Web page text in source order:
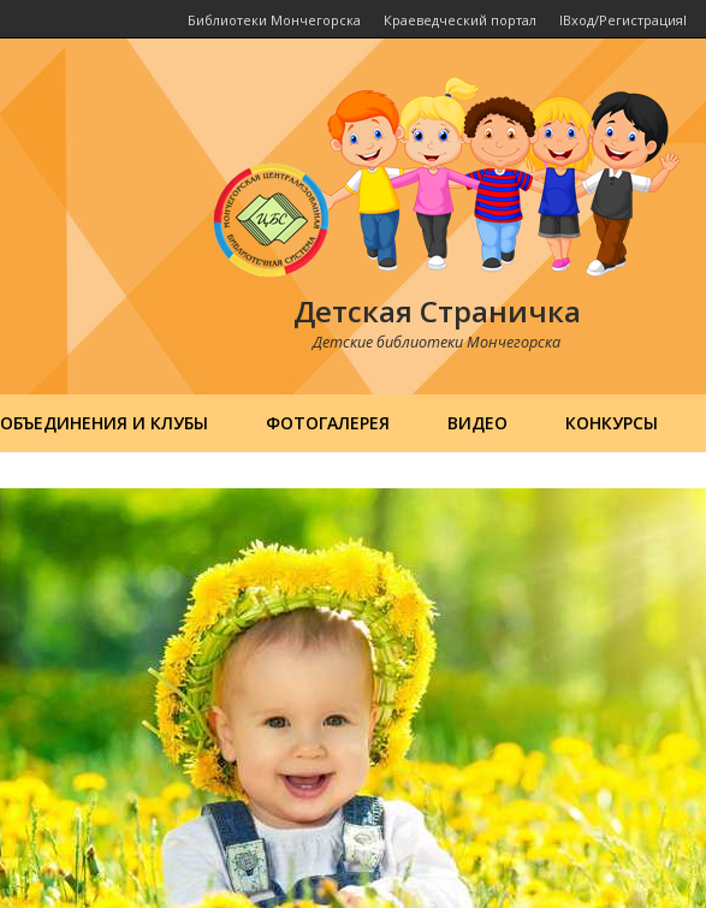
Библиотеки Мончегорска Краеведческий портал IВход/РегистрацияI
Детская Страничка
Детские библиотеки Мончегорска
ОБЪЕДИНЕНИЯ И КЛУБЫ ФОТОГАЛЕРЕЯ ВИДЕО КОНКУРСЫ